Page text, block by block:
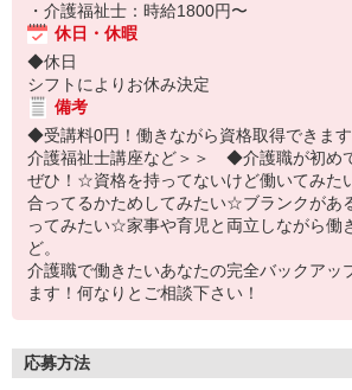
・介護福祉士：時給1800円〜
休日・休暇
◆休日
シフトによりお休み決定
備考
◆受講料0円！働きながら資格取得できま
介護福祉士講座など＞＞ ◆介護職が初め
ぜひ！☆資格を持ってないけど働いてみた
合ってるかためしてみたい☆ブランクがあ
ってみたい☆家事や育児と両立しながら働
ど。
介護職で働きたいあなたの完全バックアッ
ます！何なりとご相談下さい！
応募方法